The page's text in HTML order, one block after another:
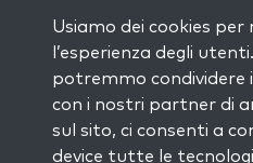
RIMANI
Iscriviti alla nostra
ispirazione ogni
casella di posta.
Usiamo dei cookies per
l’esperienza degli
potremmo condividere
con i nostri partner di
sul sito, ci consenti a
device tutte le